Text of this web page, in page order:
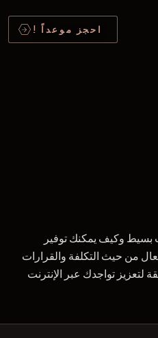
احجز موعداً !
وكيف يمكنك توفير
من حيث التكلفة والقرارات
تواجدك عبر الإنترنت